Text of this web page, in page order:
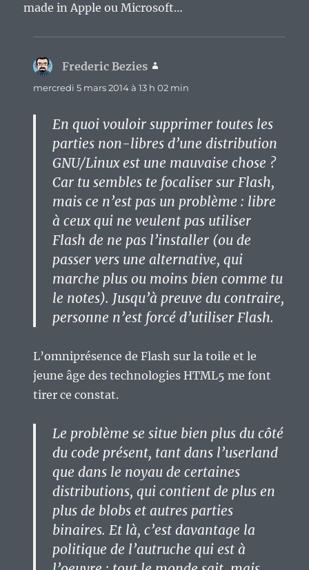
made in Apple ou Microsoft…
Frederic Bezies
mercredi 5 mars 2014 à 13 h 02 min
En quoi vouloir supprimer toutes les
parties non-libres d’une distribution
GNU/Linux est une mauvaise chose ?
Car tu sembles te focaliser sur Flash,
mais ce n’est pas un problème : libre
à ceux qui ne veulent pas utiliser
Flash de ne pas l’installer (ou de
passer vers une alternative, qui
marche plus ou moins bien comme tu
le notes). Jusqu’à preuve du contraire,
personne n’est forcé d’utiliser Flash.
L’omniprésence de Flash sur la toile et le
jeune âge des technologies HTML5 me font
tirer ce constat.
Le problème se situe bien plus du côté
du code présent, tant dans l’userland
que dans le noyau de certaines
distributions, qui contient de plus en
plus de blobs et autres parties
binaires. Et là, c’est davantage la
politique de l’autruche qui est à